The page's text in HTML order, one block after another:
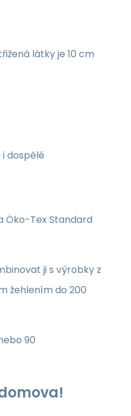
látky je 10 cm
dospělé
Öko-Tex Standard
ji s výrobky z
žehlením do 200
90